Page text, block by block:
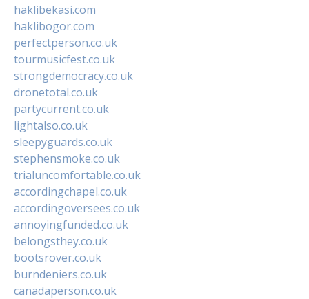
haklibekasi.com
haklibogor.com
perfectperson.co.uk
tourmusicfest.co.uk
strongdemocracy.co.uk
dronetotal.co.uk
partycurrent.co.uk
lightalso.co.uk
sleepyguards.co.uk
stephensmoke.co.uk
trialuncomfortable.co.uk
accordingchapel.co.uk
accordingoversees.co.uk
annoyingfunded.co.uk
belongsthey.co.uk
bootsrover.co.uk
burndeniers.co.uk
canadaperson.co.uk